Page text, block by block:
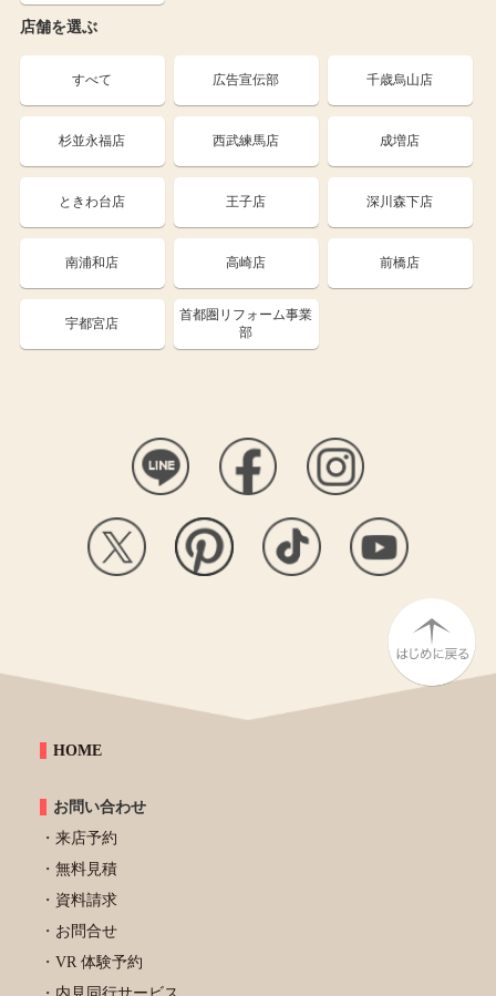
店舗を選ぶ
すべて 広告宣伝部 千歳烏山店
杉並永福店 西武練馬店 成増店
ときわ台店 王子店 深川森下店
南浦和店 高崎店 前橋店
宇都宮店
首都圏リフォーム事業
部
HOME
お問い合わせ
来店予約
無料見積
資料請求
お問合せ
VR 体験予約